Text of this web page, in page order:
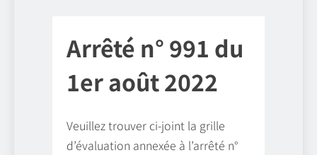
Arrêté n° 991 du
1er août 2022
Veuillez trouver ci-joint la grille
d’évaluation annexée à l’arrêté n°